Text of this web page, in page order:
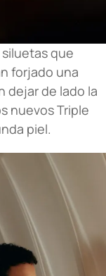
que
forjado una
dejar de lado la
nuevos Triple
piel.